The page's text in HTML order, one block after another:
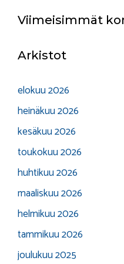
Viimeisimmät
Arkistot
elokuu 2026
heinäkuu 2026
kesäkuu 2026
toukokuu 2026
huhtikuu 2026
maaliskuu 2026
helmikuu 2026
tammikuu 2026
joulukuu 2025